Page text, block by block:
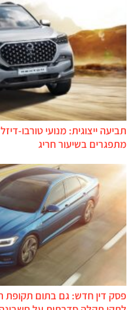
תביעה ייצוגית: מנועי טורבו-
מתפגרים בשיעור חריג
פסק דין חדש: גם בתום תקופת